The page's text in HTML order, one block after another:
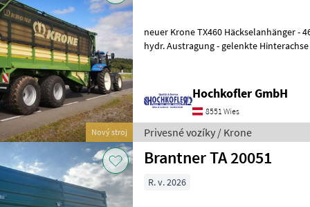
Nový stroj
neuer Krone TX460 Häckselanhänger - 46m³ Fassungsvermögen -
hydr. Austragung - gelenkte
Hochkofler GmbH
8551 Wies
Privesné vozíky / Krone
Brantner TA 20051
R. v. 2026